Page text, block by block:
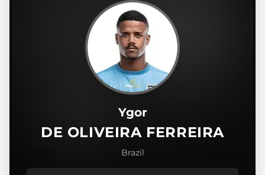
Ygor
DE OLIVEIRA FERREIRA
Brazil